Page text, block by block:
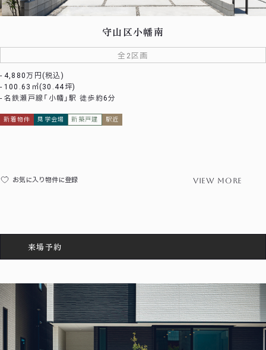
守山区小幡南
全2区画
4,880万円(税込)
100.63㎡(30.44坪)
名鉄瀬戸線「小幡」駅 徒歩約6分
新着物件 見学会場 新築戸建 駅近
お気に入り物件に登録 view more
来場予約